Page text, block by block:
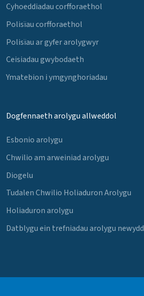
Cyhoeddiadau corfforaethol
Polisïau corfforaethol
Polisïau ar gyfer arolygwyr
Ceisiadau gwybodaeth
Ymatebion i ymgynghoriadau
Dogfennaeth arolygu allweddol
Esbonio arolygu
Chwilio am arweiniad arolygu
Diogelu
Tudalen Chwilio Holiaduron Arolygu
Holiaduron arolygu
Datblygu ein trefniadau arolygu newydd